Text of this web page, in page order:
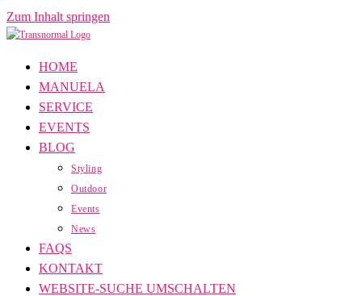
Zum Inhalt springen
HOME
MANUELA
SERVICE
EVENTS
BLOG
Styling
Outdoor
Events
News
FAQS
KONTAKT
WEBSITE-SUCHE UMSCHALTEN